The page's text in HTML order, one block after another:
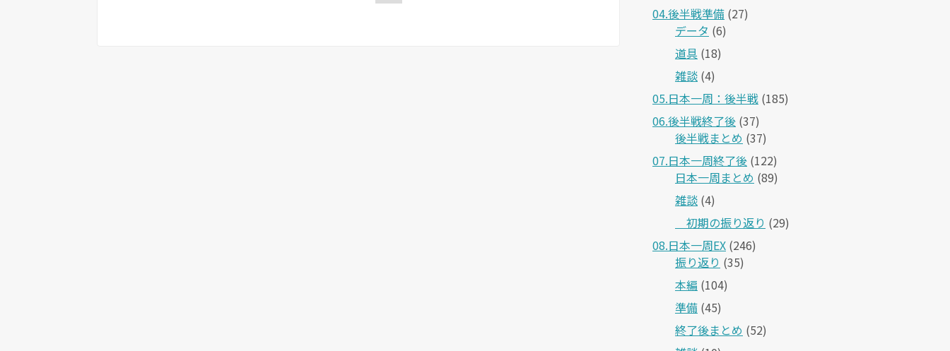
04.後半戦準備 (27)
データ (6)
道具 (18)
雑談 (4)
05.日本一周：後半戦 (185)
06.後半戦終了後 (37)
後半戦まとめ (37)
07.日本一周終了後 (122)
日本一周まとめ (89)
雑談 (4)
＿初期の振り返り (29)
08.日本一周EX (246)
振り返り (35)
本編 (104)
準備 (45)
終了後まとめ (52)